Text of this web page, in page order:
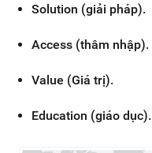
Solution (giải pháp).
Access (thâm nhập).
Value (Giá trị).
Education (giáo dục).